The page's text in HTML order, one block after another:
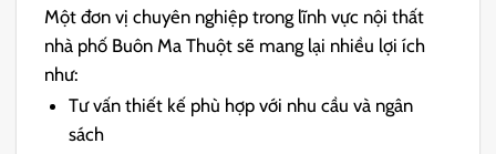
Một đơn vị chuyên nghiệp trong lĩnh vực nội thất
nhà phố Buôn Ma Thuột sẽ mang lại nhiều lợi ích
như:
Tư vấn thiết kế phù hợp với nhu cầu và ngân
sách